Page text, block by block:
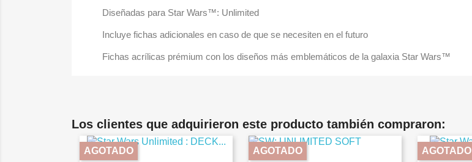
Diseñadas para Star Wars™: Unlimited
Incluye fichas adicionales en caso de que se necesiten en el futuro
Fichas acrílicas prémium con los diseños más emblemáticos de la galaxia Star Wars™
Los clientes que adquirieron este producto también compraron:
AGOTADO AGOTADO AGOTADO